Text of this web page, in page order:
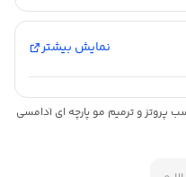
2
ترمیم
نمایش بیشتر
پروتز و ترمیم مو پارچه ای آدامسی